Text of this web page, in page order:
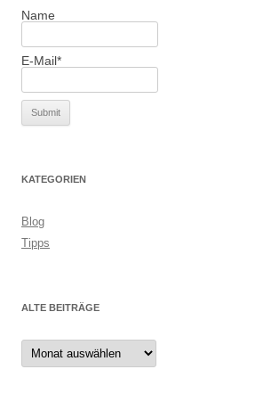
Name
E-Mail*
KATEGORIEN
Blog
Tipps
ALTE BEITRÄGE
Alte
Beiträge